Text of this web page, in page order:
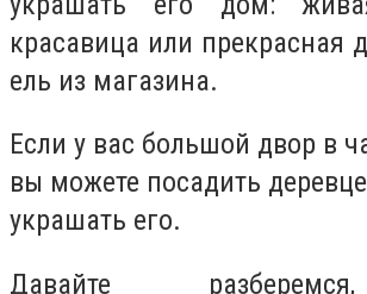
красавица или прекрасная
ель из магазина.
Если у вас большой двор в
вы можете посадить
украшать его.
Давайте